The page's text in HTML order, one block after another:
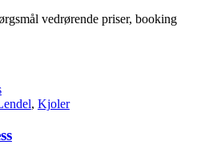
vedrørende priser, booking
, Kjoler